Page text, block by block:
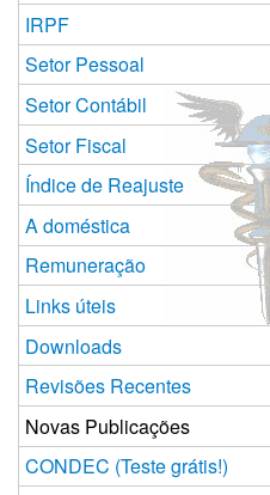
IRPF
Setor Pessoal
Setor Contábil
Setor Fiscal
Índice de Reajuste
A doméstica
Remuneração
Links úteis
Downloads
Revisões Recentes
Novas Publicações
CONDEC (Teste grátis!)